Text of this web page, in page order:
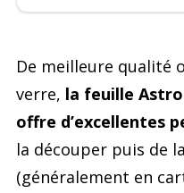
De meilleure qualité
verre, la feuille
offre d’excellentes
la découper puis de
(généralement en